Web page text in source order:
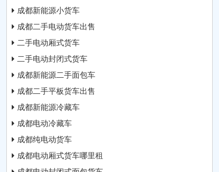
成都新能源小货车
成都二手电动货车出售
二手电动厢式货车
二手电动封闭式货车
成都新能源二手面包车
成都二手平板货车出售
成都新能源冷藏车
成都电动冷藏车
成都纯电动货车
成都电动厢式货车哪里租